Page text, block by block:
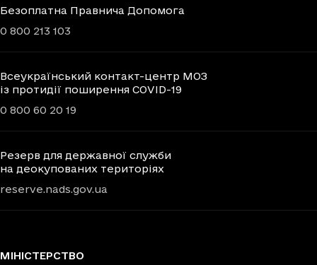
Безоплатна Правнича Допомога
0 800 213 103
Всеукраїнський контакт-центр МОЗ
із протидії поширення COVID-19
0 800 60 20 19
Резерв для державної служби
на деокупованих територіях
reserve.nads.gov.ua
МІНІСТЕРСТВО